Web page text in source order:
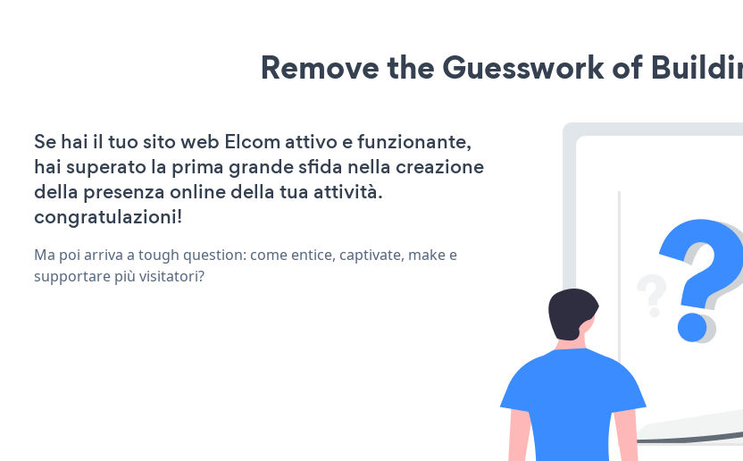
Remove the Guesswork of
Se hai il tuo sito web Elcom attivo e funzionante,
hai superato la prima grande sfida nella creazione
della presenza online della tua attività.
congratulazioni!
Ma poi arriva a tough question: come entice, captivate, make e
supportare più visitatori?